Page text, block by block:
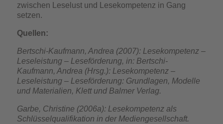
zwischen Leselust und Lesekompetenz in Gang
setzen.
Quellen:
Bertschi-Kaufmann, Andrea (2007): Lesekompetenz –
Leseleistung – Leseförderung, in: Bertschi-
Kaufmann, Andrea (Hrsg.): Lesekompetenz –
Leseleistung – Leseförderung: Grundlagen, Modelle
und Materialien, Klett und Balmer Verlag.
Garbe, Christine (2006a): Lesekompetenz als
Schlüsselqualifikation in der Mediengesellschaft.